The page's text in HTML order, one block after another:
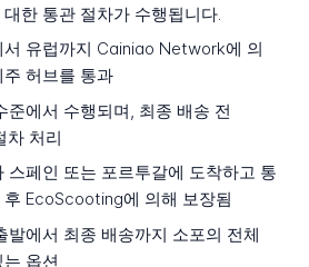
한 통관 절차가 수행됩니다.
서 유럽까지 Cainiao Network에 의
허브를 통과
준에서 수행되며, 최종 배송 전
차 처리
스페인 또는 포르투갈에 도착하고 통
EcoScooting에 의해 보장됨
발에서 최종 배송까지 소포의 전체
옵션